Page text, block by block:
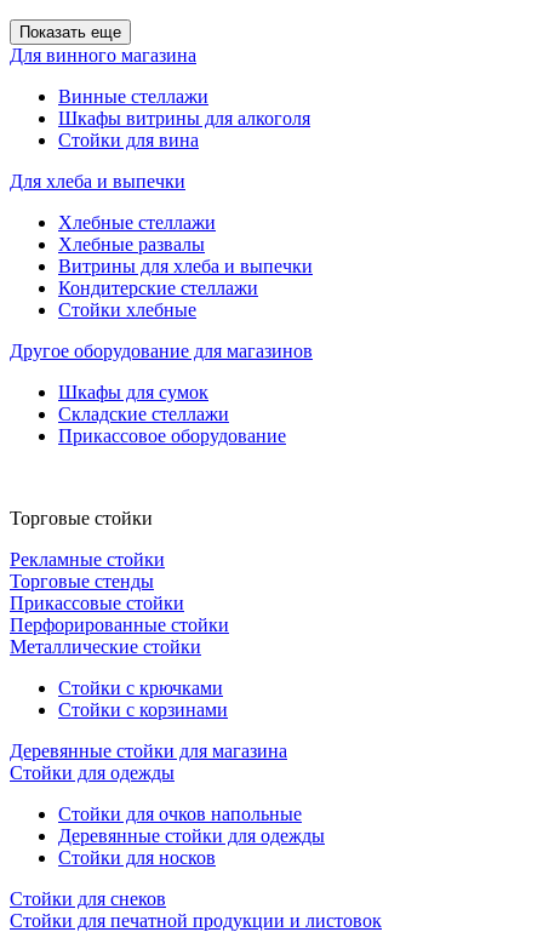
Показать еще
Для винного магазина
Винные стеллажи
Шкафы витрины для алкоголя
Стойки для вина
Для хлеба и выпечки
Хлебные стеллажи
Хлебные развалы
Витрины для хлеба и выпечки
Кондитерские стеллажи
Стойки хлебные
Другое оборудование для магазинов
Шкафы для сумок
Складские стеллажи
Прикассовое оборудование
Торговые стойки
Рекламные стойки
Торговые стенды
Прикассовые стойки
Перфорированные стойки
Металлические стойки
Стойки с крючками
Стойки с корзинами
Деревянные стойки для магазина
Стойки для одежды
Стойки для очков напольные
Деревянные стойки для одежды
Стойки для носков
Стойки для снеков
Стойки для печатной продукции и листовок